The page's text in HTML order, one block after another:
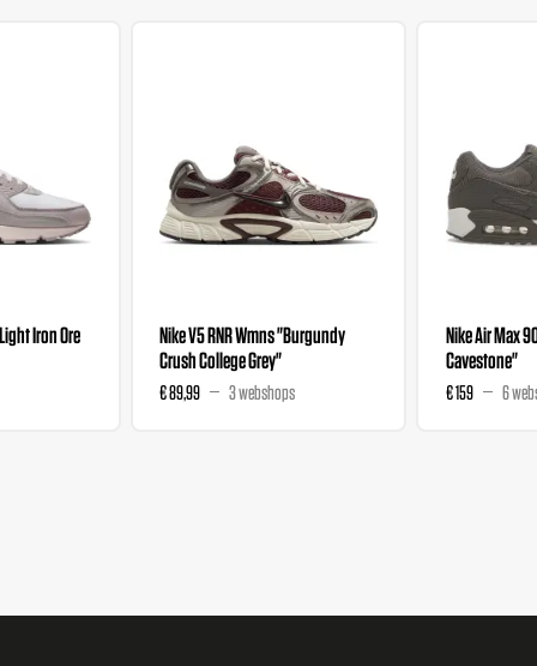
Iron Ore
Nike V5 RNR Wmns "Burgundy
Crush College Grey"
€ 89,99 3 webshops
Nike Air Max
Cavestone"
€ 159 6